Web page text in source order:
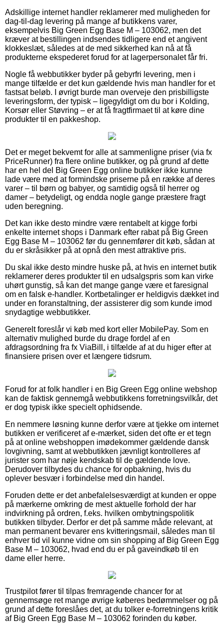
Adskillige internet handler reklamerer med muligheden for
dag-til-dag levering på mange af butikkens varer,
eksempelvis Big Green Egg Base M – 103062, men det
kræver at bestillingen indsendes tidligere end et angivent
klokkeslæt, således at de med sikkerhed kan nå at få
produkterne ekspederet forud for at lagerpersonalet får fri.
Nogle få webbutikker byder på gebyrfri levering, men i
mange tilfælde er det kun gældende hvis man handler for et
fastsat beløb. I øvrigt burde man overveje den prisbilligste
leveringsform, der typisk – ligegyldigt om du bor i Kolding,
Korsør eller Støvring – er at få fragtfirmaet til at køre dine
produkter til en pakkeshop.
Det er meget bekvemt for alle at sammenligne priser (via fx
PriceRunner) fra flere online butikker, og på grund af dette
har en hel del Big Green Egg online butikker ikke kunne
lade være med at formindske priserne på en række af deres
varer – til børn og babyer, og samtidig også til herrer og
damer – betydeligt, og endda nogle gange præstere fragt
uden beregning.
Det kan ikke desto mindre være rentabelt at kigge forbi
enkelte internet shops i Danmark efter rabat på Big Green
Egg Base M – 103062 før du gennemfører dit køb, sådan at
du er skråsikker på at opnå den mest attraktive pris.
Du skal ikke desto mindre huske på, at hvis en internet butik
reklamerer deres produkter til en udsalgspris som kan virke
uhørt gunstig, så kan det mange gange være et faresignal
om en falsk e-handler. Kortbetalinger er heldigvis dækket ind
under en foranstaltning, der assisterer dig som kunde imod
snydagtige webbutikker.
Generelt foreslår vi køb med kort eller MobilePay. Som en
alternativ mulighed burde du drage fordel af en
afdragsordning fra fx ViaBill, i tilfælde af at du higer efter at
finansiere prisen over et længere tidsrum.
Forud for at folk handler i en Big Green Egg online webshop
kan de faktisk gennemgå webbutikkens forretningsvilkår, det
er dog typisk ikke specielt ophidsende.
En nemmere løsning kunne derfor være at tjekke om internet
butikken er verificeret af e-mærket, siden det ofte er et tegn
på at online webshoppen imødekommer gældende dansk
lovgivning, samt at webbutikken jævnligt kontrolleres af
jurister som har nøje kendskab til de gældende love.
Derudover tilbydes du chance for opbakning, hvis du
oplever besvær i forbindelse med din handel.
Foruden dette er det anbefalelsesværdigt at kunden er oppe
på mærkerne omkring de mest aktuelle forhold der har
indvirkning på ordren, f.eks. hvilken ombytningspolitik
butikken tilbyder. Derfor er det på samme måde relevant, at
man permanent bevarer ens kvitteringsmail, således man til
enhver tid vil kunne vidne om sin shopping af Big Green Egg
Base M – 103062, hvad end du er på gaveindkøb til en
dame eller herre.
Trustpilot fører til tilpas fremragende chancer for at
gennemsøge ret mange øvrige køberes bedømmelser og på
grund af dette foreslåes det, at du tolker e-forretningens kritik
af Big Green Egg Base M – 103062 forinden du køber.